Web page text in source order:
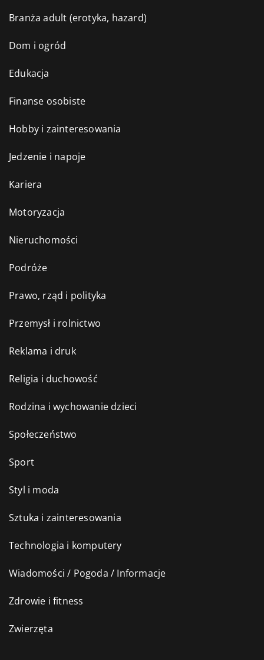
Branża adult (erotyka, hazard)
Dom i ogród
Edukacja
Finanse osobiste
Hobby i zainteresowania
Jedzenie i napoje
Kariera
Motoryzacja
Nieruchomości
Podróże
Prawo, rząd i polityka
Przemysł i rolnictwo
Reklama i druk
Religia i duchowość
Rodzina i wychowanie dzieci
Społeczeństwo
Sport
Styl i moda
Sztuka i zainteresowania
Technologia i komputery
Wiadomości / Pogoda / Informacje
Zdrowie i fitness
Zwierzęta